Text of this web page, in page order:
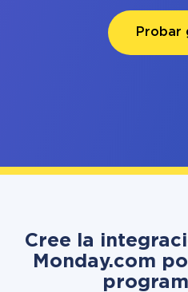
Probar
Cree la
Monday.com